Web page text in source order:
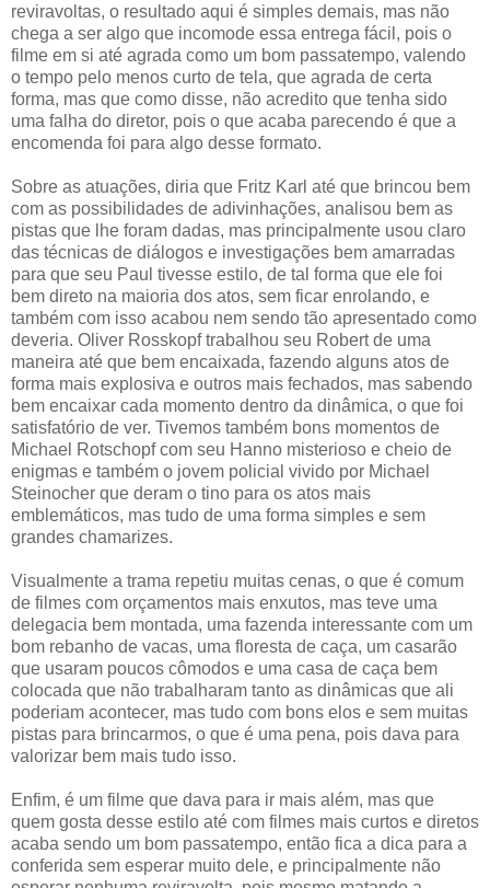
reviravoltas, o resultado aqui é simples demais, mas não
chega a ser algo que incomode essa entrega fácil, pois o
filme em si até agrada como um bom passatempo, valendo
o tempo pelo menos curto de tela, que agrada de certa
forma, mas que como disse, não acredito que tenha sido
uma falha do diretor, pois o que acaba parecendo é que a
encomenda foi para algo desse formato.
Sobre as atuações, diria que Fritz Karl até que brincou bem
com as possibilidades de adivinhações, analisou bem as
pistas que lhe foram dadas, mas principalmente usou claro
das técnicas de diálogos e investigações bem amarradas
para que seu Paul tivesse estilo, de tal forma que ele foi
bem direto na maioria dos atos, sem ficar enrolando, e
também com isso acabou nem sendo tão apresentado como
deveria. Oliver Rosskopf trabalhou seu Robert de uma
maneira até que bem encaixada, fazendo alguns atos de
forma mais explosiva e outros mais fechados, mas sabendo
bem encaixar cada momento dentro da dinâmica, o que foi
satisfatório de ver. Tivemos também bons momentos de
Michael Rotschopf com seu Hanno misterioso e cheio de
enigmas e também o jovem policial vivido por Michael
Steinocher que deram o tino para os atos mais
emblemáticos, mas tudo de uma forma simples e sem
grandes chamarizes.
Visualmente a trama repetiu muitas cenas, o que é comum
de filmes com orçamentos mais enxutos, mas teve uma
delegacia bem montada, uma fazenda interessante com um
bom rebanho de vacas, uma floresta de caça, um casarão
que usaram poucos cômodos e uma casa de caça bem
colocada que não trabalharam tanto as dinâmicas que ali
poderiam acontecer, mas tudo com bons elos e sem muitas
pistas para brincarmos, o que é uma pena, pois dava para
valorizar bem mais tudo isso.
Enfim, é um filme que dava para ir mais além, mas que
quem gosta desse estilo até com filmes mais curtos e diretos
acaba sendo um bom passatempo, então fica a dica para a
conferida sem esperar muito dele, e principalmente não